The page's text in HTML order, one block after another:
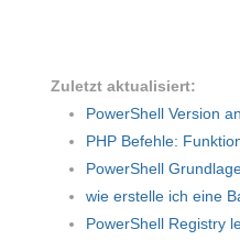
Zuletzt aktualisiert:
PowerShell Version
PHP Befehle:
PowerShell
wie erstelle ich eine
PowerShell Registry